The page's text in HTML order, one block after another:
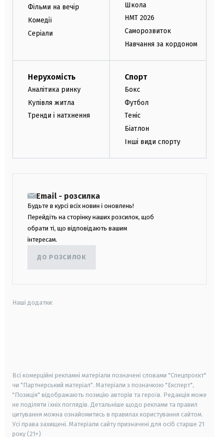
Фільми на вечір
Комедії
Серіали
Школа
НМТ 2026
Саморозвиток
Навчання за кордоном
Нерухомість
Аналітика ринку
Купівля житла
Тренди і натхнення
Спорт
Бокс
Футбол
Теніс
Біатлон
Інші види спорту
Email - розсилка
Будьте в курсі всіх новин і оновлень!
Перейдіть на сторінку наших розсилок, щоб
обрати ті, що відповідають вашим
інтересам.
ДО РОЗСИЛОК
Наші додатки:
Всі комерційні рекламні матеріали позначені словами "Спецпроєкт"
чи "Партнерський матеріал". Матеріали з позначкою "Експерт",
"Позиція" відображають позицію авторів та героїв. Редакція може
не поділяти їхніх поглядів. Детальніше щодо реклами та правил
цитування можна ознайомитись в правилах користування сайтом.
Усі права захищені. Матеріали сайту призначені для осіб старше 21
року (21+)